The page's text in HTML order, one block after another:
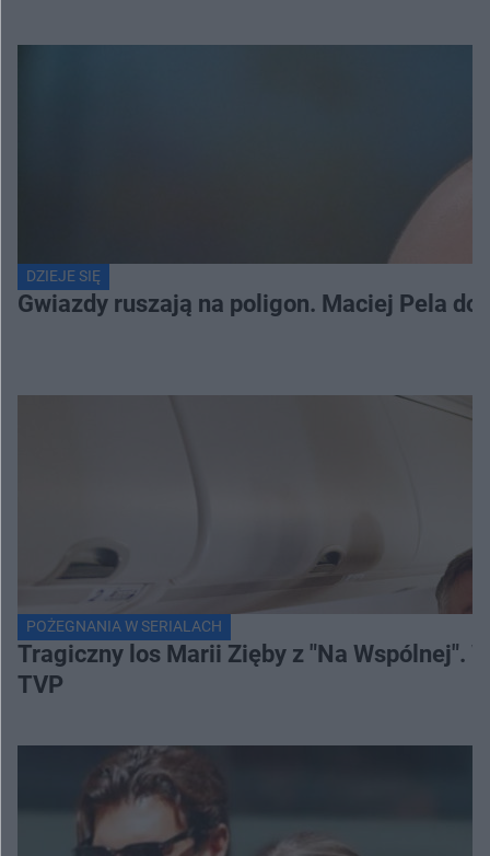
DZIEJE SIĘ
Gwiazdy ruszają na poligon. Maciej Pela
POŻEGNANIA W SERIALACH
Tragiczny los Marii Zięby z "Na Wspólnej".
TVP